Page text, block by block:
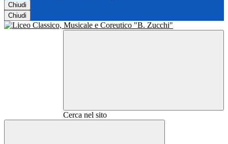
Chiudi
Chiudi
Cerca nel sito